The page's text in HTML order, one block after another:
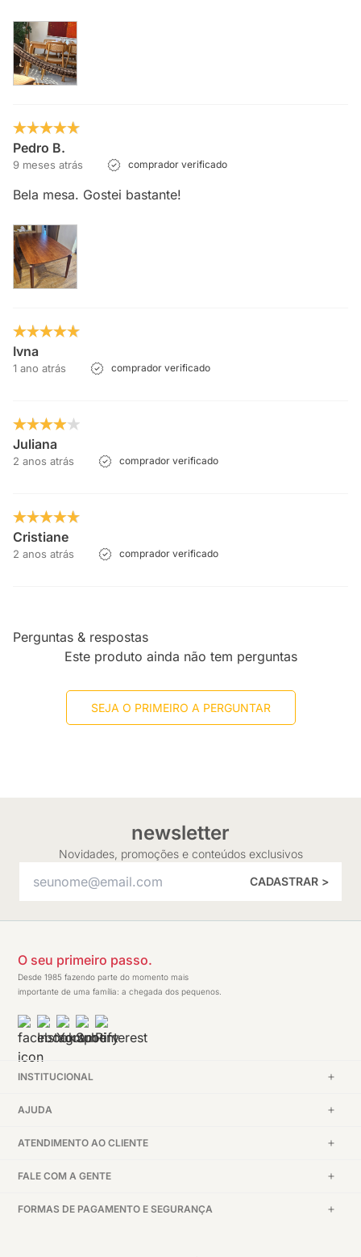
Pedro B.
9 meses atrás comprador verificado
Bela mesa. Gostei bastante!
Ivna
1 ano atrás comprador verificado
Juliana
2 anos atrás comprador verificado
Cristiane
2 anos atrás comprador verificado
Perguntas & respostas
Este produto ainda não tem perguntas
SEJA O PRIMEIRO A PERGUNTAR
newsletter
Novidades, promoções e conteúdos exclusivos
CADASTRAR >
O seu primeiro passo.
Desde 1985 fazendo parte do momento mais
importante de uma família: a chegada dos pequenos.
INSTITUCIONAL
AJUDA
ATENDIMENTO AO CLIENTE
FALE COM A GENTE
FORMAS DE PAGAMENTO E SEGURANÇA